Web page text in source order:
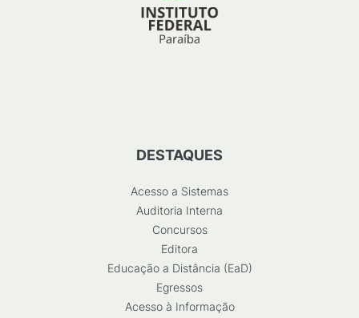
DESTAQUES
Acesso a Sistemas
Auditoria Interna
Concursos
Editora
Educação a Distância (EaD)
Egressos
Acesso à Informação